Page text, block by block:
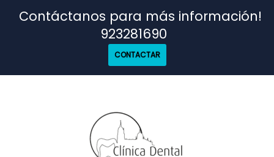
Contáctanos para más información!
923281690
CONTACTAR